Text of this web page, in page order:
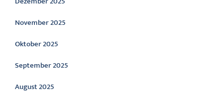
November 2025
Oktober 2025
September 2025
August 2025